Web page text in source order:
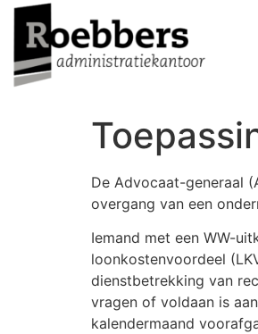
De Advocaat-generaal
overgang van een
Iemand met een WW-
loonkostenvoordeel
dienstbetrekking van
vragen of voldaan is
kalendermaand